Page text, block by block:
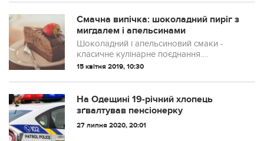
ускладнень у вигляді застарілого кашлю,
який не проходить дуже дов...
Смачна випічка: шоколадний пиріг з
мигдалем і апельсинами
Шоколадний і апельсиновий смаки -
класичне кулінарне поєднання.
Домашній пиріг з чорним шоколадом,
цедрою, який готується без грама
борошна - ідеальне під...
15 квітня 2019, 10:30
На Одещині 19-річний хлопець
зґвалтував пенсіонерку
27 липня 2020, 20:01